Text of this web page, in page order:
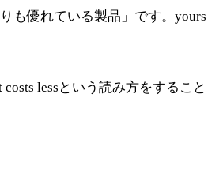
も優れている製品」です。yours
lessという読み方をすること